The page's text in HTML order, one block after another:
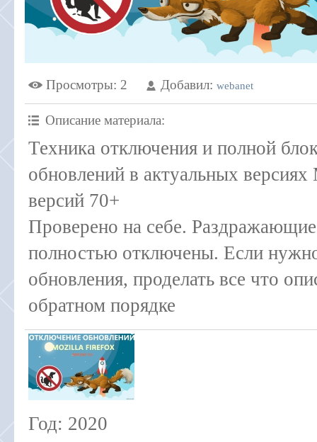
Просмотры: 2 Добавил: webanet
Описание материала:
Техника отключения и полной
обновлений в актуальных
версий 70+
Проверено на себе.
полностью отключены. Если
обновления, проделать все что
обратном порядке
Год: 2020